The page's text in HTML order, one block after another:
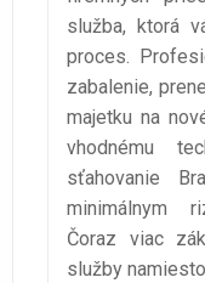
služba, ktorá
proces.
zabalenie,
majetku na
vhodnému
sťahovanie
minimálnym
Čoraz viac
služby